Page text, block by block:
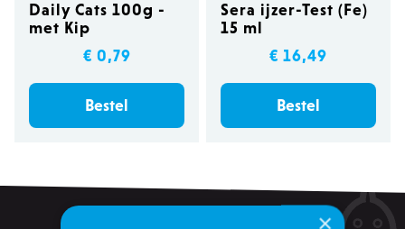
Daily Cats 100g -
met Kip
€ 0,79
Bestel
Sera ijzer-Test (Fe)
15 ml
€ 16,49
Bestel
×